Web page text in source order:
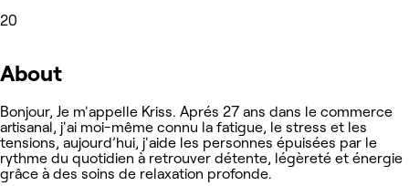
20
About
Bonjour, Je m'appelle Kriss. Aprés 27 ans dans le commerce
artisanal, j'ai moi-même connu la fatigue, le stress et les
tensions, aujourd’hui, j'aide les personnes épuisées par le
rythme du quotidien à retrouver détente, légèreté et énergie
grâce à des soins de relaxation profonde.